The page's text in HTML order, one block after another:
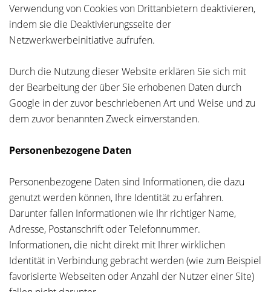
Verwendung von Cookies von Drittanbietern deaktivieren,
indem sie die Deaktivierungsseite der
Netzwerkwerbeinitiative aufrufen.
Durch die Nutzung dieser Website erklären Sie sich mit
der Bearbeitung der über Sie erhobenen Daten durch
Google in der zuvor beschriebenen Art und Weise und zu
dem zuvor benannten Zweck einverstanden.
Personenbezogene Daten
Personenbezogene Daten sind Informationen, die dazu
genutzt werden können, Ihre Identität zu erfahren.
Darunter fallen Informationen wie Ihr richtiger Name,
Adresse, Postanschrift oder Telefonnummer.
Informationen, die nicht direkt mit Ihrer wirklichen
Identität in Verbindung gebracht werden (wie zum Beispiel
favorisierte Webseiten oder Anzahl der Nutzer einer Site)